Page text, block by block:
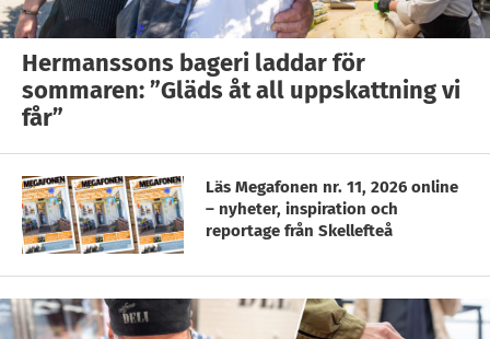
Hermanssons bageri laddar för
sommaren: ”Gläds åt all uppskattning vi
får”
Läs Megafonen nr. 11, 2026 online
– nyheter, inspiration och
reportage från Skellefteå